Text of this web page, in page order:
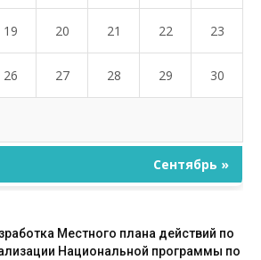
19 20 21 22 23
26 27 28 29 30
Сентябрь »
Местного плана действий по
Национальной программы по